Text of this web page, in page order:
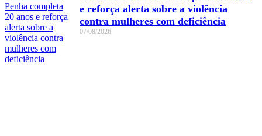
e reforça alerta sobre a violência
contra mulheres com deficiência
07/08/2026